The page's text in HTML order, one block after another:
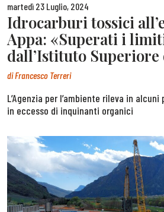
martedì 23 Luglio, 2024
Idrocarburi tossici
Appa: «Superati i
dall’Istituto Superiore
diFrancesco Terreri
L’Agenzia per l’ambiente rileva in
in eccesso di inquinanti organici